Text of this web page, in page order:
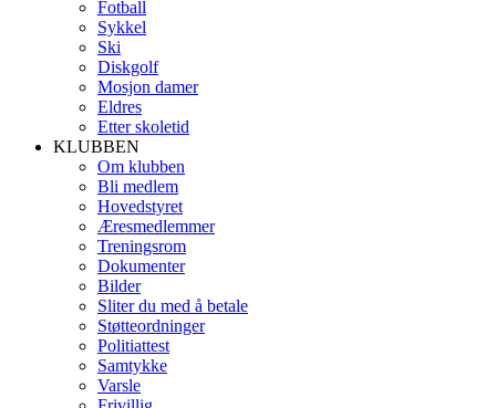
Fotball
Sykkel
Ski
Diskgolf
Mosjon damer
Eldres
Etter skoletid
KLUBBEN
Om klubben
Bli medlem
Hovedstyret
Æresmedlemmer
Treningsrom
Dokumenter
Bilder
Sliter du med å betale
Støtteordninger
Politiattest
Samtykke
Varsle